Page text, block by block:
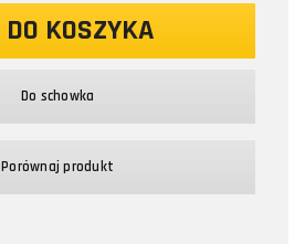
DO KOSZYKA
Do schowka
Porównaj produkt